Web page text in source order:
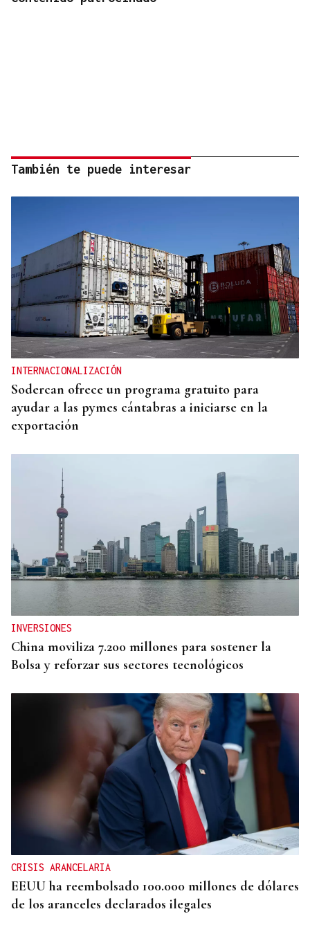
También te puede interesar
INTERNACIONALIZACIÓN
Sodercan ofrece un programa gratuito para
ayudar a las pymes cántabras a iniciarse en la
exportación
INVERSIONES
China moviliza 7.200 millones para sostener la
Bolsa y reforzar sus sectores tecnológicos
CRISIS ARANCELARIA
EEUU ha reembolsado 100.000 millones de dólares
de los aranceles declarados ilegales